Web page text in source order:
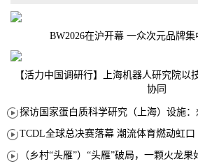
BW2026在沪开幕 一众次元品牌集
【活力中国调研行】上海机器人研究院以
协同
TCDL全球总决赛落幕 潮流体育燃动虹口